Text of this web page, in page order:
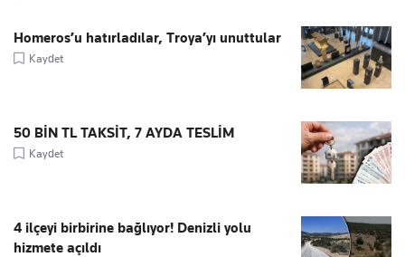
Homeros’u hatırladılar, Troya’yı unuttular
Kaydet
50 BİN TL TAKSİT, 7 AYDA TESLİM
Kaydet
4 ilçeyi birbirine bağlıyor! Denizli yolu
hizmete açıldı